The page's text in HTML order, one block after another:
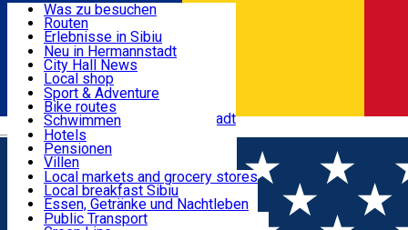
Română
Nützliche informationen
Aktivitäten & Abenteuer
Unterkunft
Essen, Getränke & Nachtleben
Transport & Parken
Was zu besuchen
Routen
Erlebnisse in Sibiu
Podcast
Kultur
Museen
Kirchen
Parks, Zoo
Im Umkreis von Hermannstadt
Neu in Hermannstadt
City Hall News
Local shop
Sibiu Handwerker
Sibiul Verde
Public services
Bildung
Wie komme ich nach Sibiu?
Touristeninfo
Reiseführer
Guided tours
Local publication
Schönheitssalon
Sport & Adventure
Bike routes
Schwimmen
Reiten
Fitnessstudio
Loc de joacă indoor
Loc de joacă outdoor
Ski
Eislaufen
Yoga
Hotels
Pensionen
Villen
Hostels
Motels
Camping
Zimmer zu vermieten
Local markets and grocery stores
Local breakfast Sibiu
Essen, Getränke und Nachtleben
Pizza
Public Transport